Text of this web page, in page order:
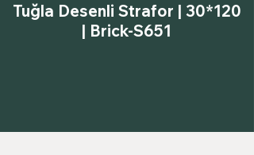
Tuğla Desenli Strafor | 30*120
| Brick-S651